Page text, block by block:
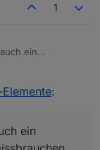
1
ein
:
ein